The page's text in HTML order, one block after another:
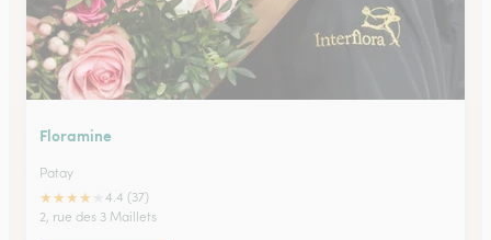
Floramine
Patay
★★★★
4.4 (37)
2, rue des 3 Maillets